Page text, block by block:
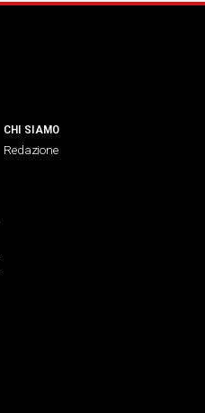
CHI SIAMO
Redazione